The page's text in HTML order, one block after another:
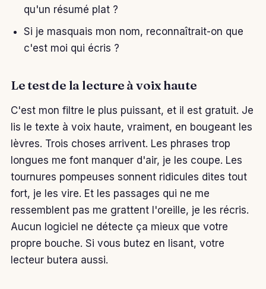
qu'un résumé plat ?
Si je masquais mon nom, reconnaîtrait-on que
c'est moi qui écris ?
Le test de la lecture à voix haute
C'est mon filtre le plus puissant, et il est gratuit. Je
lis le texte à voix haute, vraiment, en bougeant les
lèvres. Trois choses arrivent. Les phrases trop
longues me font manquer d'air, je les coupe. Les
tournures pompeuses sonnent ridicules dites tout
fort, je les vire. Et les passages qui ne me
ressemblent pas me grattent l'oreille, je les récris.
Aucun logiciel ne détecte ça mieux que votre
propre bouche. Si vous butez en lisant, votre
lecteur butera aussi.